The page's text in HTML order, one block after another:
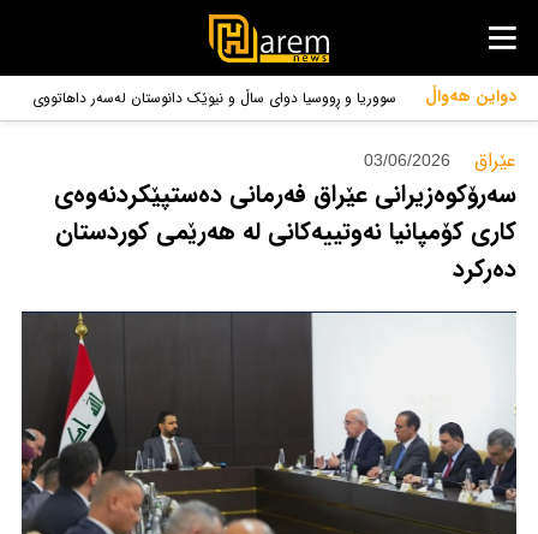
دواین هەواڵ
سووریا و ڕووسیا دوای ساڵ و نیوێک دانوستان لەسەر داهاتووی
بنکە سەربازییەکان گەیشتنە ڕێککەوتن
عێراق‌ 03/06/2026
سەرۆکوەزیرانی عێراق فەرمانی دەستپێکردنەوەی
کاری کۆمپانیا نەوتییەکانی لە هەرێمی کوردستان
دەرکرد